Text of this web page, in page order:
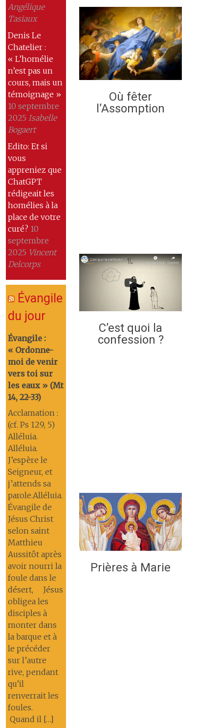
Angélique
Tasiaux
Denis Le
Chatelier :
« L’homélie
n’est pas un
cours, mais un
témoignage »
10 septembre
2025 Isabelle
Bogaert
Edito: Et si
vous
appreniez que
ChatGPT
rédigeait les
homélies à la
place de votre
curé? 10
septembre
2025 Vincent
Delcorps
Évangile
du jour
Évangile :
« Ordonne-
moi de venir
vers toi sur
les eaux » (Mt
14, 22-33)
Acclamation :
(cf. Ps 129, 5)
Alléluia.
Alléluia.
J’espère le
Seigneur, et
j’attends sa
parole.Alléluia.
Évangile de
Jésus Christ
selon saint
Matthieu
Aussitôt après
avoir nourri la
foule dans le
désert, Jésus
obligea les
disciples à
monter dans
la barque et à
le précéder
sur l’autre
rive, pendant
qu’il
renverrait les
foules.
Quand il […]
Où fêter
l’Assomption
C’est quoi la
confession ?
Prières à Marie